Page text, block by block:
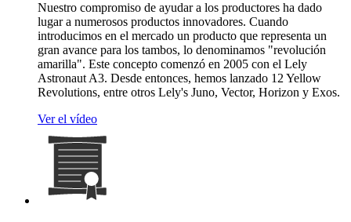
Nuestro compromiso de ayudar a los productores ha dado
lugar a numerosos productos innovadores. Cuando
introducimos en el mercado un producto que representa un
gran avance para los tambos, lo denominamos "revolución
amarilla". Este concepto comenzó en 2005 con el Lely
Astronaut A3. Desde entonces, hemos lanzado 12 Yellow
Revolutions, entre otros Lely's Juno, Vector, Horizon y Exos.
Ver el vídeo